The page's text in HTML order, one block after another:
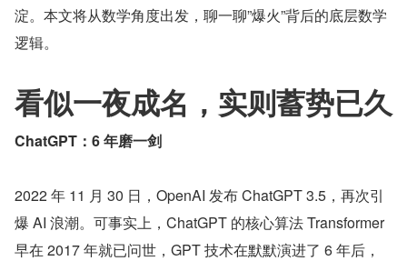
淀。本文将从数学角度出发，聊一聊”爆火”背后的底层数学
逻辑。
看似一夜成名，实则蓄势已久
ChatGPT：6 年磨一剑
2022 年 11 月 30 日，OpenAI 发布 ChatGPT 3.5，再次引
爆 AI 浪潮。可事实上，ChatGPT 的核心算法 Transformer
早在 2017 年就已问世，GPT 技术在默默演进了 6 年后，